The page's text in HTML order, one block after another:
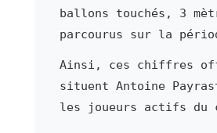
ballons touchés, 3
parcourus sur la
Ainsi, ces chiffres
situent Antoine
les joueurs actifs